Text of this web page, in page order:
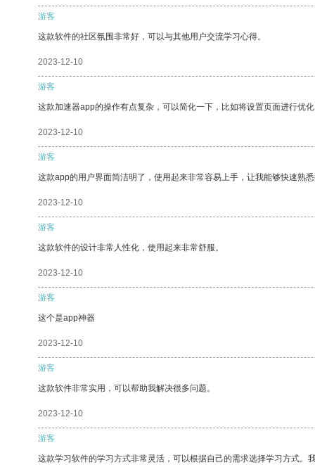
游客
这款软件的社区氛围非常好，可以与其他用户交流学习心得。
2023-12-10
游客
这款加速器app的操作有点复杂，可以简化一下，比如将设置页面进行优化
2023-12-10
游客
这款app的用户界面简洁明了，使用起来非常容易上手，让我能够快速熟悉
2023-12-10
游客
这款软件的设计非常人性化，使用起来非常舒服。
2023-12-10
游客
这个是app神器
2023-12-10
游客
这款软件非常实用，可以帮助我解决很多问题。
2023-12-10
游客
这款学习软件的学习方式非常灵活，可以根据自己的需求选择学习方式。